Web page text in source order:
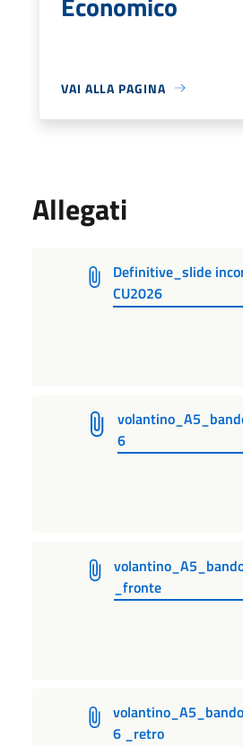
VAI ALLA PAGINA
Allegati
Definitive_slide
CU2026
6
_fronte
6 _retro